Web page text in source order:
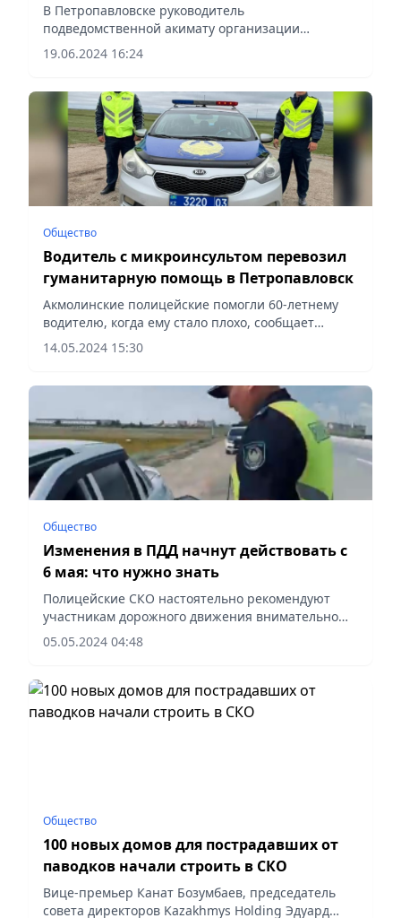
коррупции
В Петропавловске руководитель
подведомственной акимату организации
подозревается в хищении бюджетных средств,
сообщает Vecher.kz.
19.06.2024 16:24
Общество
Водитель с микроинсультом перевозил
гуманитарную помощь в Петропавловск
Акмолинские полицейские помогли 60-летнему
водителю, когда ему стало плохо, сообщает
Vecher.kz.
14.05.2024 15:30
Общество
Изменения в ПДД начнут действовать с
6 мая: что нужно знать
Полицейские СКО настоятельно рекомендуют
участникам дорожного движения внимательно
изучить изменения в ПДД, которые вступают в
силу в понедельник, шестого мая.
05.05.2024 04:48
Общество
100 новых домов для пострадавших от
паводков начали строить в СКО
Вице-премьер Канат Бозумбаев, председатель
совета директоров Kazakhmys Holding Эдуард